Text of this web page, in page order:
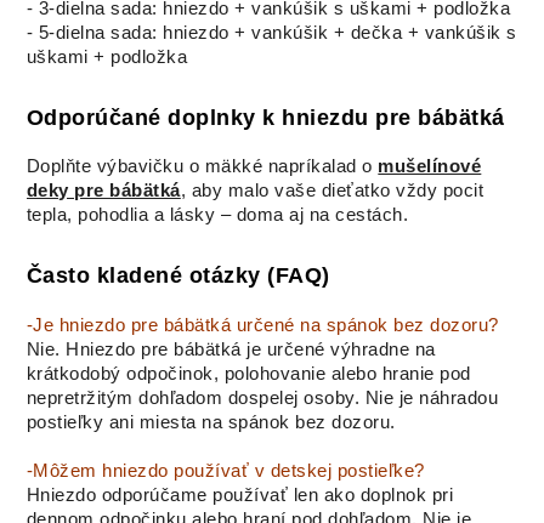
- 3-dielna sada: hniezdo + vankúšik s uškami + podložka
- 5-dielna sada: hniezdo + vankúšik + dečka + vankúšik s
uškami + podložka
Odporúčané doplnky k hniezdu pre bábätká
Doplňte výbavičku o mäkké napríkalad o mušelínové
deky pre bábätká, aby malo vaše dieťatko vždy pocit
tepla, pohodlia a lásky – doma aj na cestách.
Často kladené otázky (FAQ)
-Je hniezdo pre bábätká určené na spánok bez dozoru?
Nie. Hniezdo pre bábätká je určené výhradne na
krátkodobý odpočinok, polohovanie alebo hranie pod
nepretržitým dohľadom dospelej osoby. Nie je náhradou
postieľky ani miesta na spánok bez dozoru.
-Môžem hniezdo používať v detskej postieľke?
Hniezdo odporúčame používať len ako doplnok pri
dennom odpočinku alebo hraní pod dohľadom. Nie je